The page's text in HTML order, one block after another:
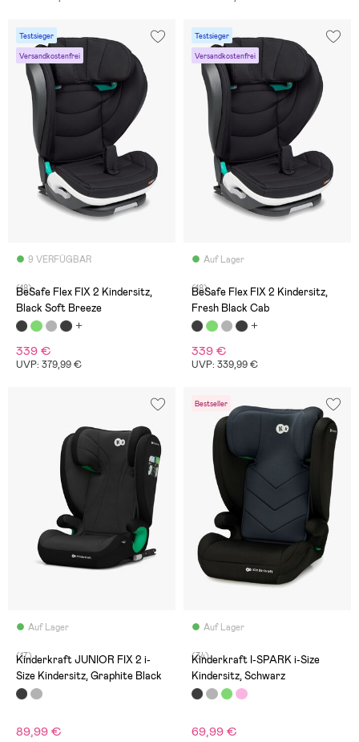
Testsieger
Versandkostenfrei
9 VERFÜGBAR
(18)
BeSafe Flex FIX 2 Kindersitz,
Black Soft Breeze
339 €
UVP: 379,99 €
Testsieger
Versandkostenfrei
Auf Lager
(18)
BeSafe Flex FIX 2 Kindersitz,
Fresh Black Cab
339 €
UVP: 339,99 €
Auf Lager
(17)
Kinderkraft JUNIOR FIX 2 i-
Size Kindersitz, Graphite Black
89,99 €
Bestseller
Auf Lager
(34)
Kinderkraft I-SPARK i-Size
Kindersitz, Schwarz
69,99 €